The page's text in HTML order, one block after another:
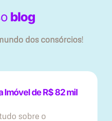
blog
dos consórcios!
Imóvel de R$ 82 mil
sobre o